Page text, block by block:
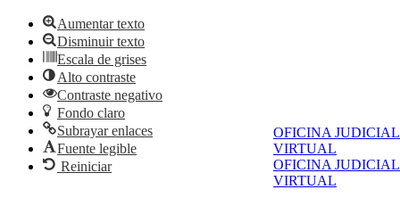
OFICINA JUDICIAL
VIRTUAL
OFICINA JUDICIAL
VIRTUAL
Aumentar texto
Disminuir texto
Escala de grises
Alto contraste
Contraste negativo
Fondo claro
Subrayar enlaces
Fuente legible
Reiniciar